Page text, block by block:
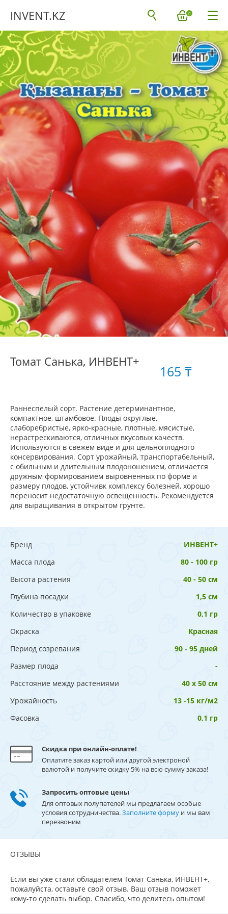
INVENT.KZ 0
Томат Санька, ИНВЕНТ+
165 ₸
Раннеспелый сорт. Растение детерминантное,
компактное, штамбовое. Плоды округлые,
слаборебристые, ярко-красные, плотные, мясистые,
нерастрескиваются, отличных вкусовых качеств.
Используются в свежем виде и для цельноплодного
консервирования. Сорт урожайный, транспортабельный,
с обильным и длительным плодоношением, отличается
дружным формированием выровненных по форме и
размеру плодов, устойчивк комплексу болезней, хорошо
переносит недостаточную освещенность. Рекомендуется
для выращивания в открытом грунте.
Бренд
ИНВЕНТ+
Масса плода
80 - 100 гр
Высота растения
40 - 50 см
Глубина посадки
1,5 см
Количество в упаковке
0,1 гр
Окраска
Красная
Период созревания
90 - 95 дней
Размер плода
-
Расстояние между растениями
40 х 50 см
Урожайность
13 -15 кг/м2
Фасовка
0,1 гр
Скидка при онлайн-оплате!
Оплатите заказ картой или другой электроной
валютой и получите скидку 5% на всю сумму заказа!
Запросить оптовые цены
Для оптовых полупателей мы предлагаем особые
условия сотрудничества.Заполните форму и мы вам
перезвоним
ОТЗЫВЫ
Если вы уже стали обладателем Томат Санька, ИНВЕНТ+,
пожалуйста, оставьте свой отзыв. Ваш отзыв поможет
кому-то сделать выбор. Спасибо, что делитесь опытом!